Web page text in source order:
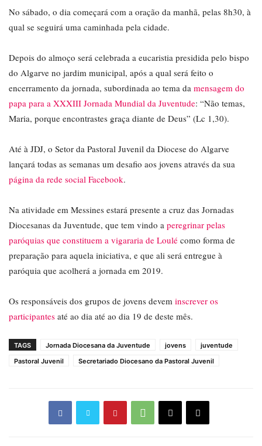
No sábado, o dia começará com a oração da manhã, pelas 8h30, à
qual se seguirá uma caminhada pela cidade.
Depois do almoço será celebrada a eucaristia presidida pelo bispo
do Algarve no jardim municipal, após a qual será feito o
encerramento da jornada, subordinada ao tema da mensagem do
papa para a XXXIII Jornada Mundial da Juventude: “Não temas,
Maria, porque encontrastes graça diante de Deus” (Lc 1,30).
Até à JDJ, o Setor da Pastoral Juvenil da Diocese do Algarve
lançará todas as semanas um desafio aos jovens através da sua
página da rede social Facebook.
Na atividade em Messines estará presente a cruz das Jornadas
Diocesanas da Juventude, que tem vindo a peregrinar pelas
paróquias que constituem a vigararia de Loulé como forma de
preparação para aquela iniciativa, e que ali será entregue à
paróquia que acolherá a jornada em 2019.
Os responsáveis dos grupos de jovens devem inscrever os
participantes até ao dia até ao dia 19 de deste mês.
TAGS Jornada Diocesana da Juventude jovens
juventude
Pastoral Juvenil
Secretariado Diocesano da Pastoral Juvenil